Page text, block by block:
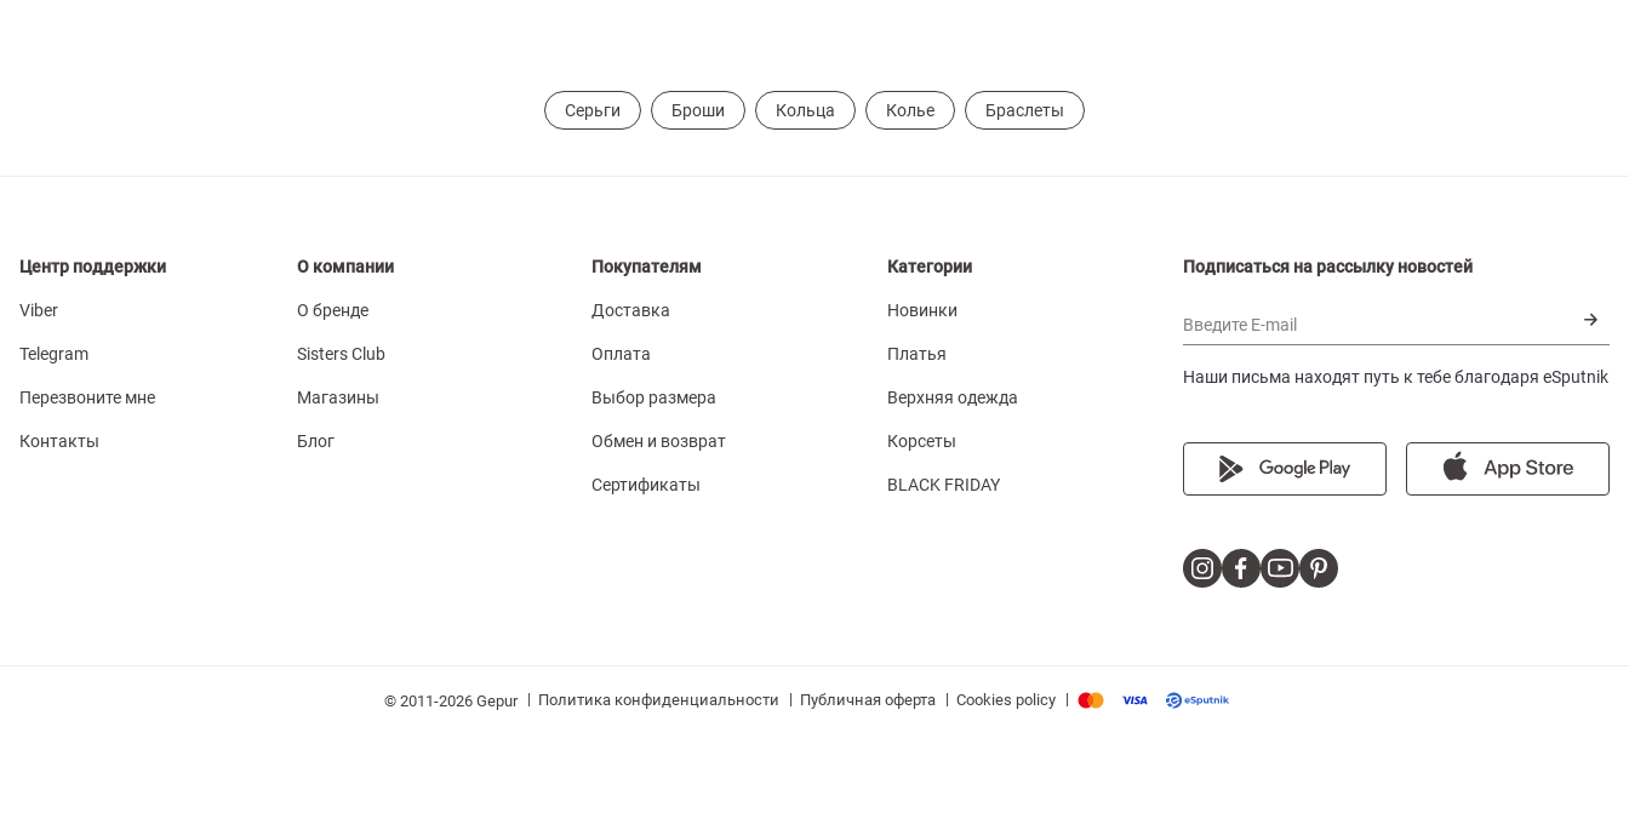
Серьги Броши Кольца Колье Браслеты
Центр поддержки
Viber
Telegram
Перезвоните мне
Контакты
О компании
О бренде
Sisters Club
Магазины
Блог
Покупателям
Доставка
Оплата
Выбор размера
Обмен и возврат
Сертификаты
Категории
Новинки
Платья
Верхняя одежда
Корсеты
BLACK FRIDAY
Подписаться на рассылку новостей
Введите E-mail
Наши письма находят путь к тебе благодаря eSputnik
© 2011-2026 Gepur | Политика конфиденциальности | Публичная оферта | Cookies policy |